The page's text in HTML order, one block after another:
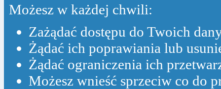
Możesz w każdej chwili:
Zażądać dostępu do Twoich
Żądać ich poprawiania lub
Żądać ograniczenia ich
Możesz wnieść sprzeciw co do